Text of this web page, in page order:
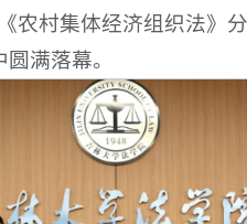
农村集体经济组织法》
满落幕。